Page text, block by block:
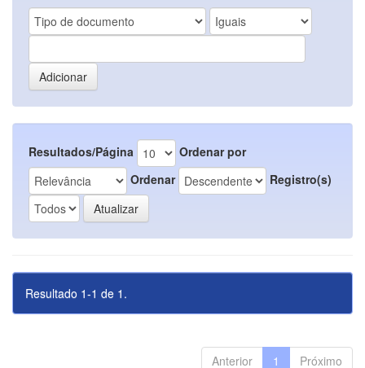
Resultados/Página
Ordenar por
Ordenar
Registro(s)
Resultado 1-1 de 1.
Anterior 1 Próximo